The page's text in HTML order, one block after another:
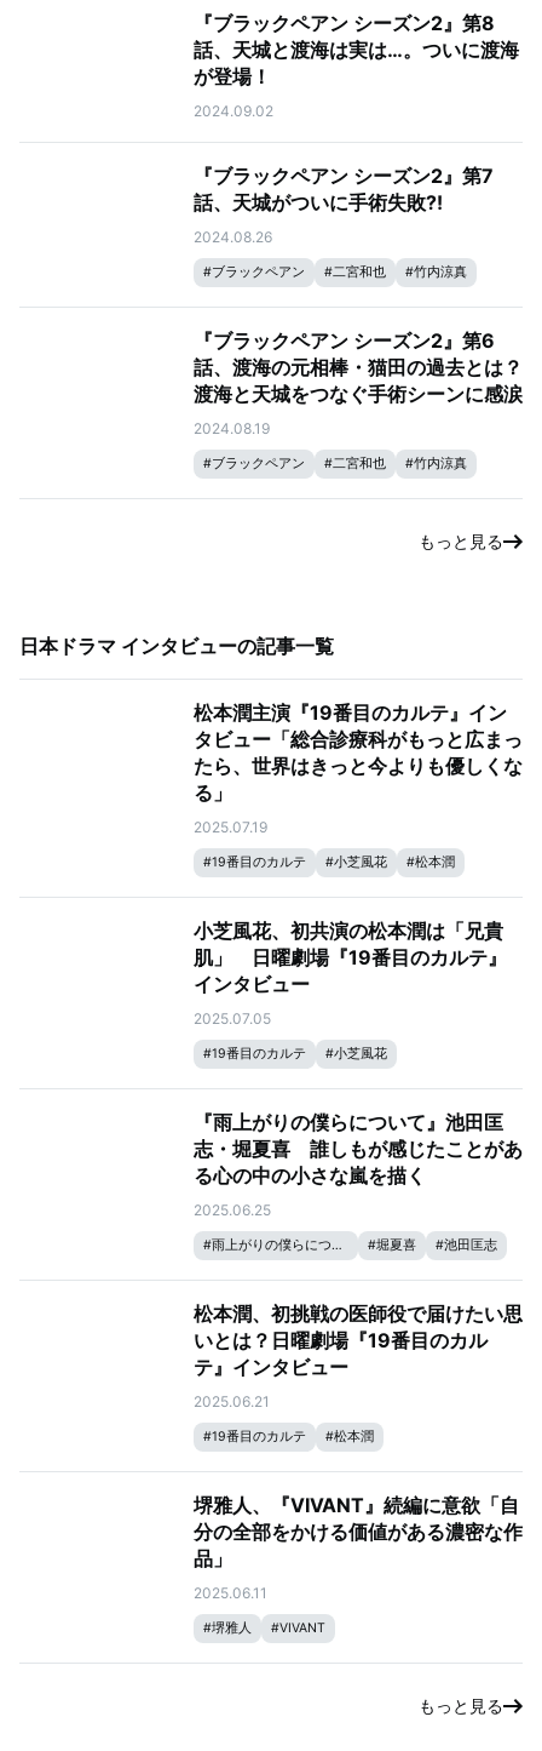
『ブラックペアン シーズン2』第8
話、天城と渡海は実は…。ついに渡海
が登場！
2024.09.02
『ブラックペアン シーズン2』第7
話、天城がついに手術失敗⁈
2024.08.26
#ブラックペアン #二宮和也 #竹内涼真
『ブラックペアン シーズン2』第6
話、渡海の元相棒・猫田の過去とは？
渡海と天城をつなぐ手術シーンに感涙
2024.08.19
#ブラックペアン #二宮和也 #竹内涼真
もっと見る
日本ドラマ インタビューの記事一覧
松本潤主演『19番目のカルテ』イン
タビュー「総合診療科がもっと広まっ
たら、世界はきっと今よりも優しくな
る」
2025.07.19
#19番目のカルテ #小芝風花 #松本潤
小芝風花、初共演の松本潤は「兄貴
肌」 日曜劇場『19番目のカルテ』
インタビュー
2025.07.05
#19番目のカルテ #小芝風花
『雨上がりの僕らについて』池田匡
志・堀夏喜 誰しもが感じたことがあ
る心の中の小さな嵐を描く
2025.06.25
#雨上がりの僕らについて #堀夏喜 #池田匡志
松本潤、初挑戦の医師役で届けたい思
いとは？日曜劇場『19番目のカル
テ』インタビュー
2025.06.21
#19番目のカルテ #松本潤
堺雅人、『VIVANT』続編に意欲「自
分の全部をかける価値がある濃密な作
品」
2025.06.11
#堺雅人 #VIVANT
もっと見る